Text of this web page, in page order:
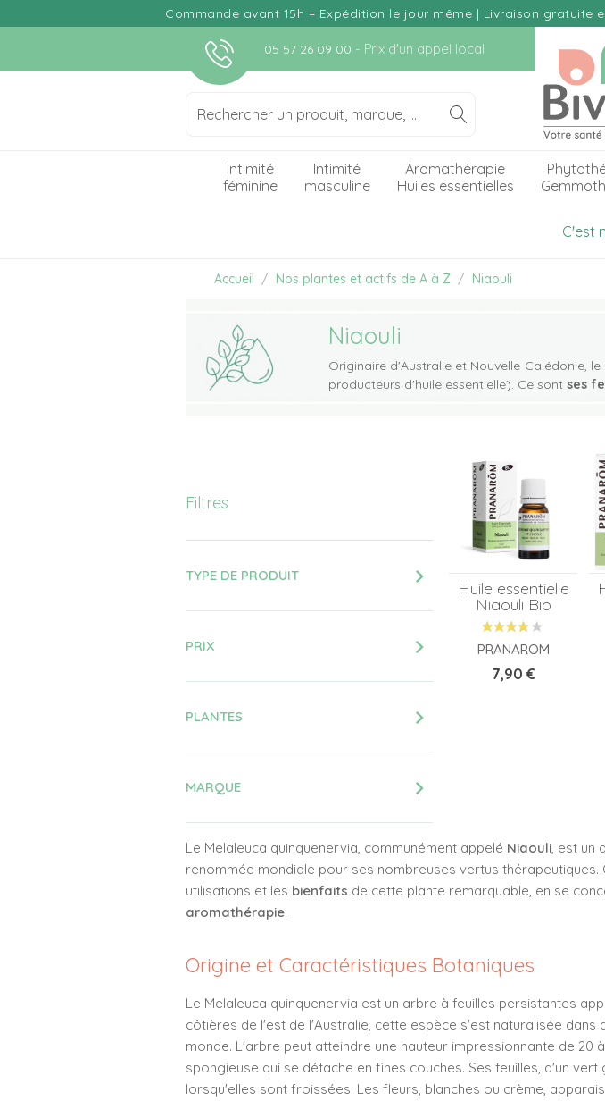
Commande avant 15h = Expédition le jour même | Livraison
05 57 26 09 00 - Prix d'un appel local
Intimité
féminine
Intimité
masculine
Aromathérapie
Huiles essentielles
C'est
Accueil Nos plantes et actifs de A à Z Niaouli
Niaouli
Originaire d'Australie et Nouvelle-Calédonie,
producteurs d'huile essentielle). Ce sont ses
Filtres
TYPE DE PRODUIT chevron_right
PRIX chevron_right
PLANTES chevron_right
MARQUE chevron_right
Huile essentielle
Niaouli Bio
PRANAROM
Prix
7,90 €
Le Melaleuca quinquenervia, communément appelé Niaouli, est un
renommée mondiale pour ses nombreuses vertus
utilisations et les bienfaits de cette plante remarquable, en se
aromathérapie.
Origine et Caractéristiques Botaniques
Le Melaleuca quinquenervia est un arbre à feuilles persistantes
côtières de l'est de l'Australie, cette espèce s'est naturalisée
monde. L'arbre peut atteindre une hauteur impressionnante de
spongieuse qui se détache en fines couches. Ses feuilles, d'un
lorsqu'elles sont froissées. Les fleurs, blanches ou crème,